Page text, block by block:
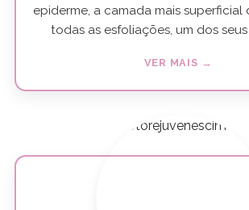
epiderme, a camada mais superficial
todas as esfoliações, um dos
VER MAIS →